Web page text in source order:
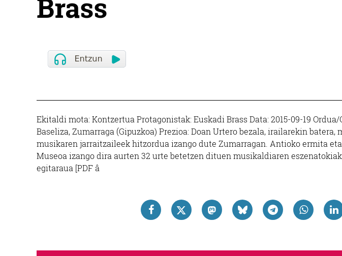
Brass
Ekitaldi mota: Kontzertua Protagonistak: Euskadi Brass Data: 2015-09-19
Baseliza, Zumarraga (Gipuzkoa) Prezioa: Doan Urtero bezala, irailarekin
musikaren jarraitzaileek hitzordua izango dute Zumarragan. Antioko ermita
Museoa izango dira aurten 32 urte betetzen dituen musikaldiaren
egitaraua [PDF â